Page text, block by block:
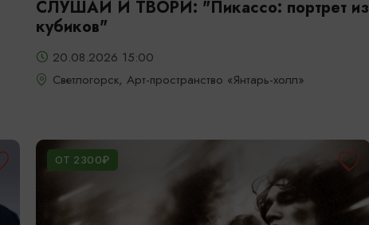
СЛУШАЙ И ТВОРИ: "Пикассо: портрет из
кубиков"
20.08.2026 15:00
Светлогорск, Арт-пространство «Янтарь-холл»
ОТ 2300₽